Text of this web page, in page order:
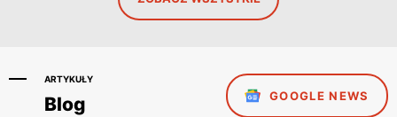
ARTYKUŁY
Blog GOOGLE NEWS